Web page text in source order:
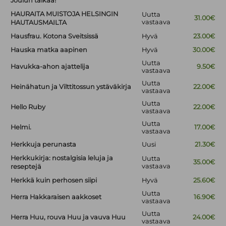
HAURAITA MUISTOJA HELSINGIN
HAUTAUSMAILTA
Uutta
vastaava
31.00€
Hausfrau. Kotona Sveitsissä Hyvä
23.00€
Hauska matka aapinen
Hyvä 30.00€
Havukka-ahon ajattelija
Uutta
vastaava
9.50€
Heinähatun ja Vilttitossun ystäväkirja
Uutta
vastaava
22.00€
Hello Ruby
Uutta
vastaava
22.00€
Helmi.
Uutta
vastaava
17.00€
Herkkuja perunasta Uusi
21.30€
Herkkukirja: nostalgisia leluja ja
reseptejä
Uutta
vastaava
35.00€
Herkkä kuin perhosen siipi Hyvä 25.60€
Herra Hakkaraisen aakkoset
Uutta
vastaava
16.90€
Herra Huu, rouva Huu ja vauva Huu
Uutta
vastaava
24.00€